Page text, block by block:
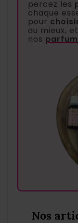
percez les
chaque
pour
au mieux,
nos
Nos